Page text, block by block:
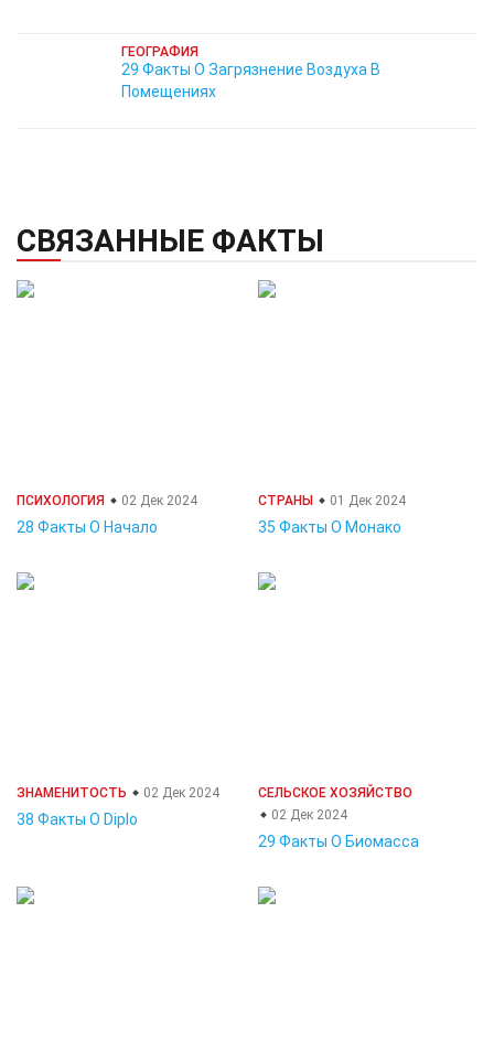
ГЕОГРАФИЯ
29 Факты О Загрязнение Воздуха В
Помещениях
СВЯЗАННЫЕ ФАКТЫ
ПСИХОЛОГИЯ 02 Дек 2024
28 Факты О Начало
СТРАНЫ 01 Дек 2024
35 Факты О Монако
ЗНАМЕНИТОСТЬ 02 Дек 2024
38 Факты О Diplo
СЕЛЬСКОЕ ХОЗЯЙСТВО
02 Дек 2024
29 Факты О Биомасса